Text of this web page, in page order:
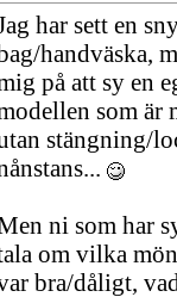
har sett en
handväska,
på att sy en
som är
stängning/
ni som har
om vilka
bra/dåligt,